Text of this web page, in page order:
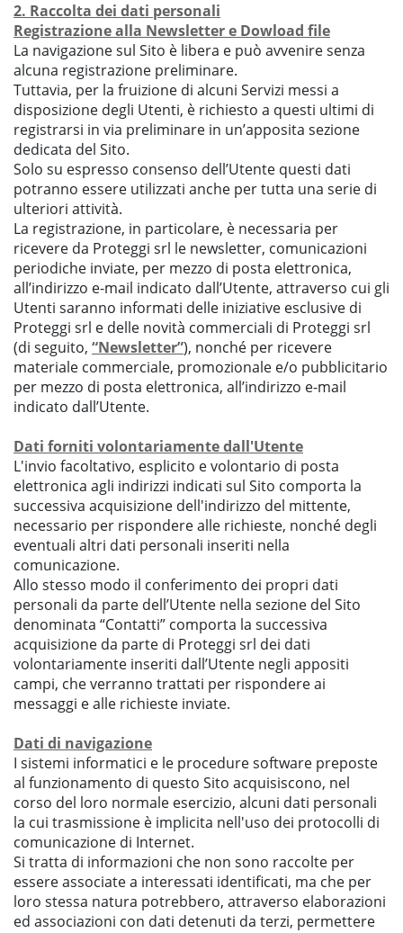
2. Raccolta dei dati personali
Registrazione alla Newsletter e Dowload file
La navigazione sul Sito è libera e può avvenire senza
alcuna registrazione preliminare.
Tuttavia, per la fruizione di alcuni Servizi messi a
disposizione degli Utenti, è richiesto a questi ultimi di
registrarsi in via preliminare in un’apposita sezione
dedicata del Sito.
Solo su espresso consenso dell’Utente questi dati
potranno essere utilizzati anche per tutta una serie di
ulteriori attività.
La registrazione, in particolare, è necessaria per
ricevere da Proteggi srl le newsletter, comunicazioni
periodiche inviate, per mezzo di posta elettronica,
all’indirizzo e-mail indicato dall’Utente, attraverso cui gli
Utenti saranno informati delle iniziative esclusive di
Proteggi srl e delle novità commerciali di Proteggi srl
(di seguito, “Newsletter”), nonché per ricevere
materiale commerciale, promozionale e/o pubblicitario
per mezzo di posta elettronica, all’indirizzo e-mail
indicato dall’Utente.
Dati forniti volontariamente dall'Utente
L'invio facoltativo, esplicito e volontario di posta
elettronica agli indirizzi indicati sul Sito comporta la
successiva acquisizione dell'indirizzo del mittente,
necessario per rispondere alle richieste, nonché degli
eventuali altri dati personali inseriti nella
comunicazione.
Allo stesso modo il conferimento dei propri dati
personali da parte dell’Utente nella sezione del Sito
denominata “Contatti” comporta la successiva
acquisizione da parte di Proteggi srl dei dati
volontariamente inseriti dall’Utente negli appositi
campi, che verranno trattati per rispondere ai
messaggi e alle richieste inviate.
Dati di navigazione
I sistemi informatici e le procedure software preposte
al funzionamento di questo Sito acquisiscono, nel
corso del loro normale esercizio, alcuni dati personali
la cui trasmissione è implicita nell'uso dei protocolli di
comunicazione di Internet.
Si tratta di informazioni che non sono raccolte per
essere associate a interessati identificati, ma che per
loro stessa natura potrebbero, attraverso elaborazioni
ed associazioni con dati detenuti da terzi, permettere